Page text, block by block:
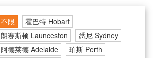
不限
霍巴特 Hobart
朗赛斯顿 Launceston
悉尼 Sydney
阿德莱德 Adelaide
珀斯 Perth